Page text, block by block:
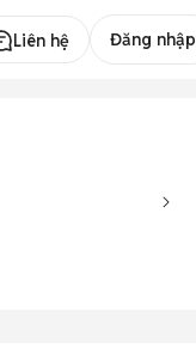
Liên hệ Đăng nhập